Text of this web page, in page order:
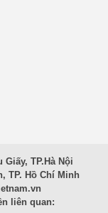
Giấy, TP.Hà Nội
TP. Hồ Chí Minh
liên quan: